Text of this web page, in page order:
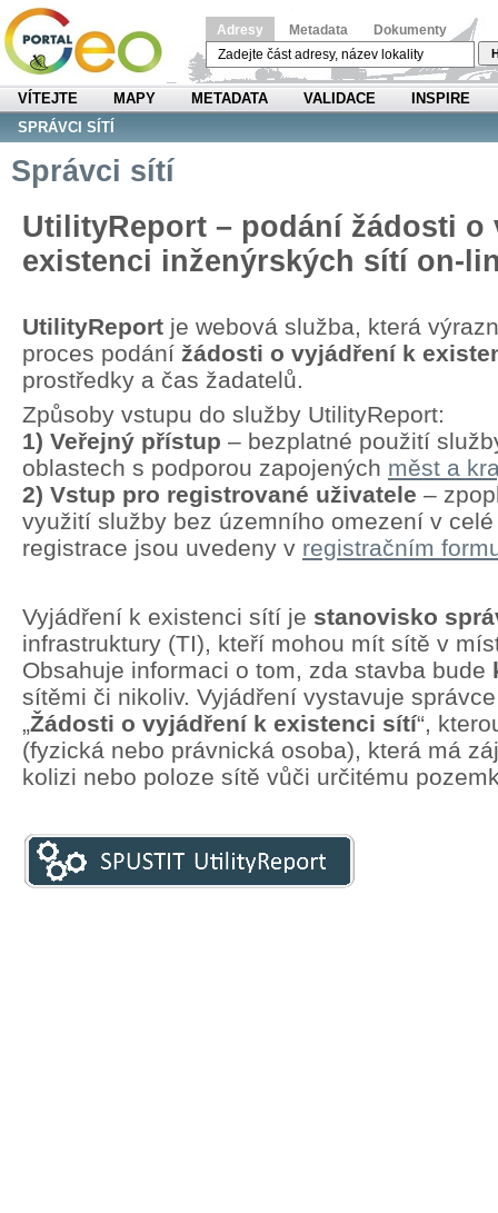
Adresy Metadata Dokumenty
VÍTEJTE MAPY METADATA VALIDACE
INSPIRE
SPRÁVCI SÍTÍ
Správci sítí
UtilityReport – podání žádosti o
existenci inženýrských sítí on-
UtilityReport je webová služba, která
proces podání žádosti o vyjádření k
prostředky a čas žadatelů.
Způsoby vstupu do služby UtilityReport:
1) Veřejný přístup – bezplatné použití
oblastech s podporou zapojených měst a
2) Vstup pro registrované uživatele –
využití služby bez územního omezení v
registrace jsou uvedeny v registračním
Vyjádření k existenci sítí je stanovisko
infrastruktury (TI), kteří mohou mít sítě v
Obsahuje informaci o tom, zda stavba bude
sítěmi či nikoliv. Vyjádření vystavuje
„Žádosti o vyjádření k existenci sítí“,
(fyzická nebo právnická osoba), která má
kolizi nebo poloze sítě vůči určitému